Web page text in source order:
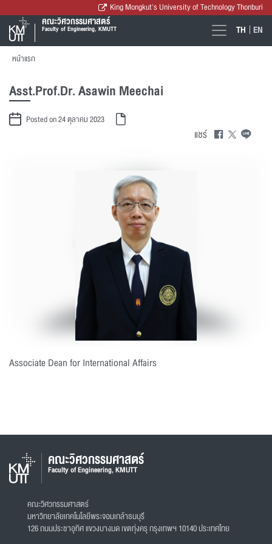
King Mongkut's University of Technology Thonburi
คณะวิศวกรรมศาสตร์
Faculty of Engineering, KMUTT TH EN
หน้าแรก
Asst.Prof.Dr. Asawin Meechai
Posted on 24 ตุลาคม 2023
แชร์
Associate Dean for International Affairs
คณะวิศวกรรมศาสตร์
Faculty of Engineering, KMUTT
คณะวิศวกรรมศาสตร์
มหาวิทยาลัยเทคโนโลยีพระจอมเกล้าธนบุรี
126 ถนนประชาอุทิศ แขวงบางมด เขตทุ่งครุ กรุงเทพฯ 10140 ประเทศไทย